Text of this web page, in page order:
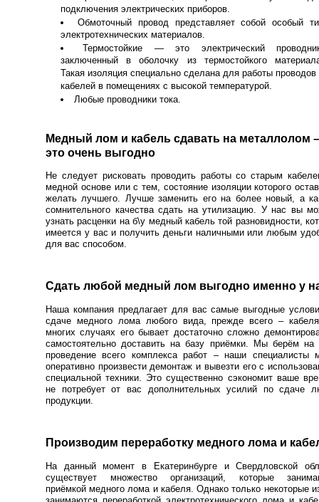
подключения электрических приборов.
Обмоточный провод представляет собой особый
электротехнических материалов.
Термостойкие — это электрический
заключенный в оболочку из термостойкого
Такая изоляция специально сделана для работы проводов
кабелей в помещениях с высокой температурой.
Любые проводники тока.
Медный лом и кабель сдавать на металлолом –
это очень выгодно
Не следует рисковать проводить работы со старым
медной основе или с тем, состояние изоляции которого
желать лучшего. Лучше заменить его на более новый, а
сомнительного качества сдать на утилизацию. У нас вы
узнать расценки на б\у медный кабель той разновидности,
имеется у вас и получить деньги наличными или любым
для вас способом.
Сдать любой медный лом выгодно именно у
Наша компания предлагает для вас самые выгодные
сдаче медного лома любого вида, прежде всего –
многих случаях его бывает достаточно сложно
самостоятельно доставить на базу приёмки. Мы берём на
проведение всего комплекса работ – наши специалисты
оперативно произвести демонтаж и вывезти его с
специальной техники. Это существенно сэкономит ваше
не потребует от вас дополнительных усилий по сдаче
продукции.
Производим переработку медного лома и
На данный момент в Екатеринбурге и Свердловской
существует множество организаций, которые
приёмкой медного лома и кабеля. Однако только некоторые